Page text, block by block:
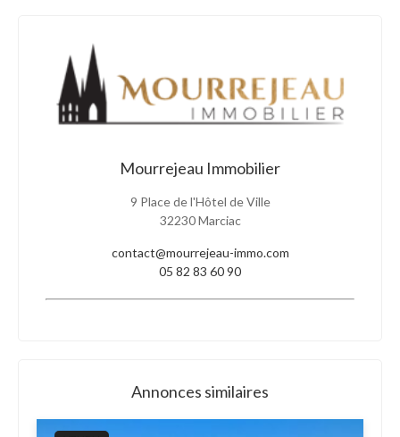
Mourrejeau Immobilier
9 Place de l'Hôtel de Ville
32230 Marciac
contact@mourrejeau-immo.com
05 82 83 60 90
Annonces similaires